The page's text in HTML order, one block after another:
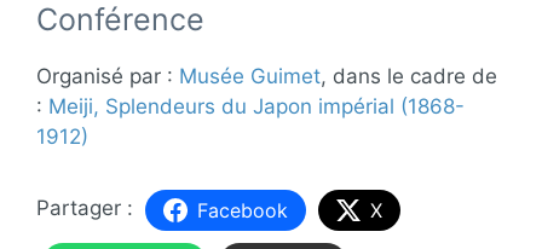
Conférence
Organisé par : Musée Guimet, dans le cadre de
: Meiji, Splendeurs du Japon impérial (1868-
1912)
Facebook X